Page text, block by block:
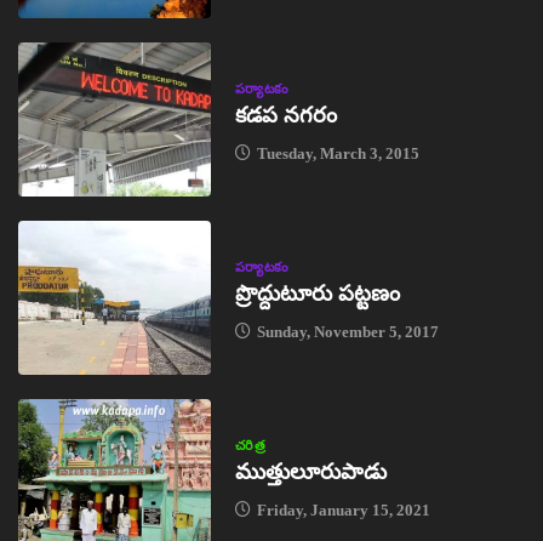
పర్యాటకం
కడప నగరం
Tuesday, March 3, 2015
పర్యాటకం
ప్రొద్దుటూరు పట్టణం
Sunday, November 5, 2017
చరిత్ర
ముత్తులూరుపాడు
Friday, January 15, 2021